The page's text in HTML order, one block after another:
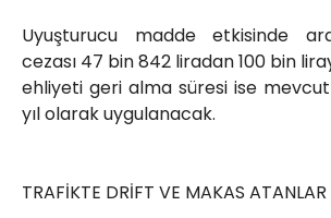
Uyuşturucu madde etkisinde
cezası 47 bin 842 liradan 100 bin
ehliyeti geri alma süresi ise
yıl olarak uygulanacak.
TRAFİKTE DRİFT VE MAKAS ATANLAR